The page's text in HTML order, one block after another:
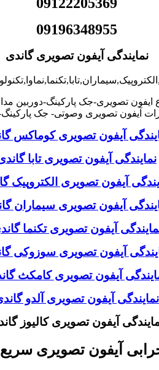
09196348955
نمایندگی آیفون تصویری گاندی
تصویری-جک پارکینگ-دوربین
آیفون تصویری وصوتی- جک
آیفون تصویری کوماکس
نمایندگی آیفون تصویری تابا
آیفون تصویری الکتروپیک
آیفون تصویری سیماران
آیفون تصویری تکنما
آیفون تصویری سوزوکی
آیفون تصویری کامکث
نمایندگی آیفون تصویری آلدو
آیفون تصویری کالیوز
آیفون تصویری سریع